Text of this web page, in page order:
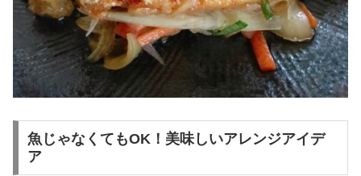
魚じゃなくてもOK！美味しいアレンジアイデ
ア